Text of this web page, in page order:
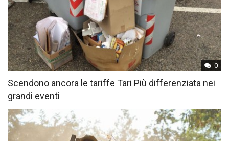
0
Scendono ancora le tariffe Tari Più differenziata nei
grandi eventi